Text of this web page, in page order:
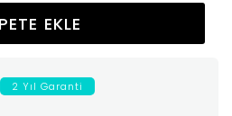
EKLE
2 Yıl Garanti